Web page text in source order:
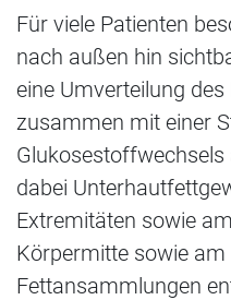
Für viele Patienten
nach außen hin
eine Umverteilung
zusammen mit einer
dabei
Extremitäten sowie
Körpermitte sowie
Fettansammlungen